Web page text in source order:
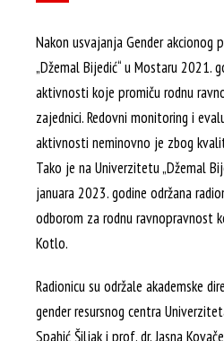
Nakon usvajanja Gender akcionog
„Džemal Bijedić“ u Mostaru 2021.
aktivnosti koje promiču rodnu
zajednici. Redovni monitoring i
aktivnosti neminovno je zbog
Tako je na Univerzitetu „Džemal
januara 2023. godine održana
odborom za rodnu ravnopravnost
Kotlo.
Radionicu su održale akademske
gender resursnog centra
Spahić Šiljak i prof. dr. Jasna